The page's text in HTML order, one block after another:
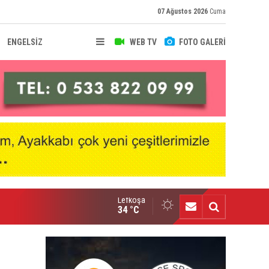
07 Ağustos 2026 Cuma
WEB TV FOTO GALERİ
ENGELSİZ
Lefkoşa
34 °C